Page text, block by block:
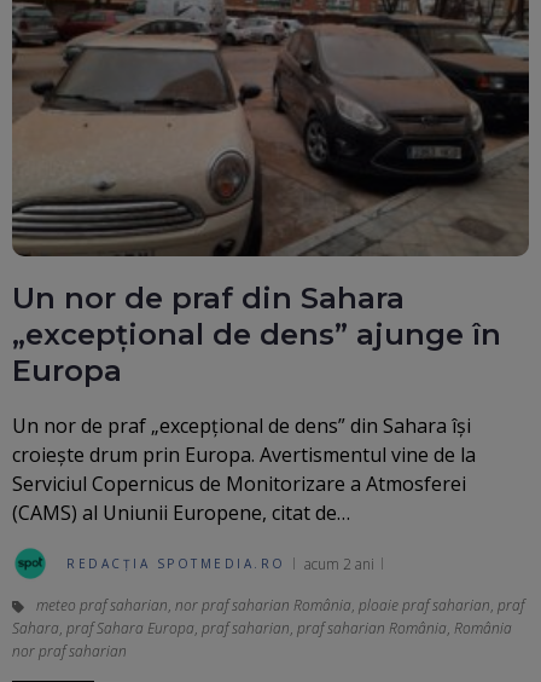
Un nor de praf din Sahara
„excepțional de dens” ajunge în
Europa
Un nor de praf „excepțional de dens” din Sahara își
croiește drum prin Europa. Avertismentul vine de la
Serviciul Copernicus de Monitorizare a Atmosferei
(CAMS) al Uniunii Europene, citat de…
REDACȚIA SPOTMEDIA.RO acum 2 ani
meteo praf saharian, nor praf saharian România, ploaie praf saharian, praf
Sahara, praf Sahara Europa, praf saharian, praf saharian România, România
nor praf saharian